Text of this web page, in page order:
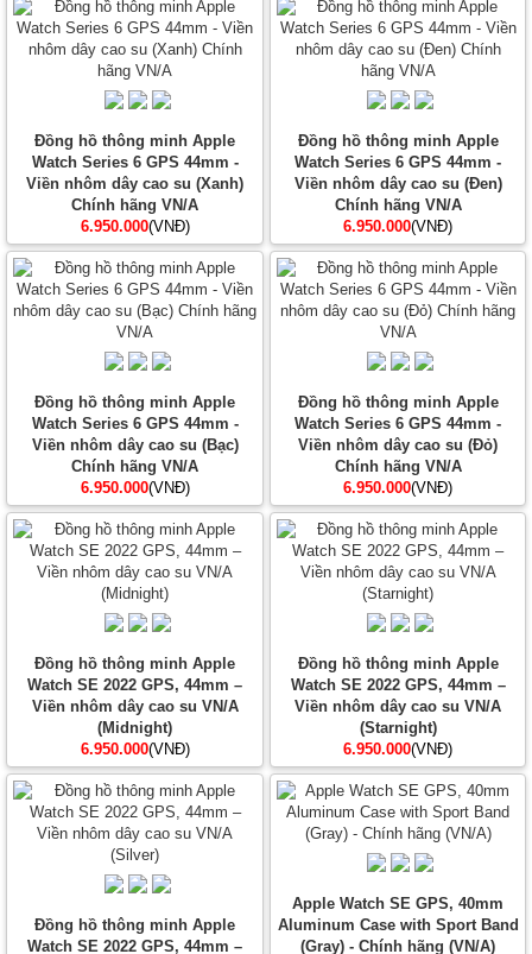
Đồng hồ thông minh Apple
Watch Series 6 GPS 44mm -
Viền nhôm dây cao su (Xanh)
Chính hãng VN/A
6.950.000(VNĐ)
Đồng hồ thông minh Apple
Watch Series 6 GPS 44mm -
Viền nhôm dây cao su (Đen)
Chính hãng VN/A
6.950.000(VNĐ)
Đồng hồ thông minh Apple
Watch Series 6 GPS 44mm -
Viền nhôm dây cao su (Bạc)
Chính hãng VN/A
6.950.000(VNĐ)
Đồng hồ thông minh Apple
Watch Series 6 GPS 44mm -
Viền nhôm dây cao su (Đỏ)
Chính hãng VN/A
6.950.000(VNĐ)
Đồng hồ thông minh Apple
Watch SE 2022 GPS, 44mm –
Viền nhôm dây cao su VN/A
(Midnight)
6.950.000(VNĐ)
Đồng hồ thông minh Apple
Watch SE 2022 GPS, 44mm –
Viền nhôm dây cao su VN/A
(Starnight)
6.950.000(VNĐ)
Đồng hồ thông minh Apple
Watch SE 2022 GPS, 44mm –
Apple Watch SE GPS, 40mm
Aluminum Case with Sport Band
(Gray) - Chính hãng (VN/A)